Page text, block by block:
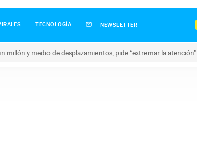
TECNOLOGÍA NEWSLETTER
millón y medio de desplazamientos, pide “extremar la